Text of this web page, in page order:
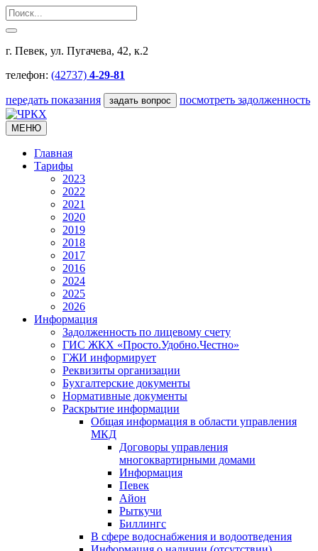
г. Певек, ул. Пугачева, 42, к.2
телефон: (42737) 4-29-81
передать показания задать вопрос посмотреть задолженность
МЕНЮ
Главная
Тарифы
2023
2022
2021
2020
2019
2018
2017
2016
2024
2025
2026
Информация
Задолженность по лицевому счету
ГИС ЖКХ «Просто.Удобно.Честно»
ГЖИ информирует
Реквизиты организации
Бухгалтерские документы
Нормативные документы
Раскрытие информации
Общая информация в области управления
МКД
Договоры управления
многоквартирными домами
Информация
Певек
Айон
Рыткучи
Биллингс
В сфере водоснабжения и водоотведения